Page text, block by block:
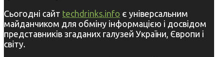
Сьогодні сайт techdrinks.info є універсальним
майданчиком для обміну інформацією і досвідом
представників згаданих галузей України, Європи і
світу.